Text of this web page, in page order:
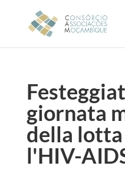
giornata
della
l'HIV-